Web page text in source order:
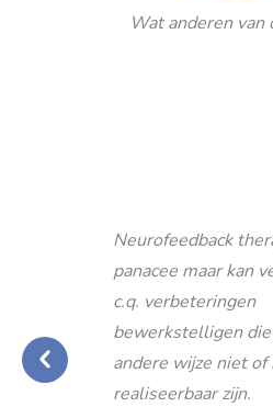
Wat anderen van
Neurofeedback
panacee maar kan
c.q. verbeteringen
bewerkstelligen
andere wijze niet
realiseerbaar zijn.